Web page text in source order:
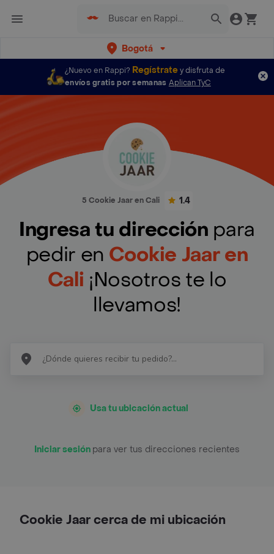
Bogotá
¿Nuevo en Rappi? Regístratey disfruta de
envíos gratis por semanas Aplican TyC
5 Cookie Jaar en Cali 1.4
Ingresa tu dirección para
pedir en Cookie Jaar en
Cali ¡Nosotros te lo
llevamos!
Usa tu ubicación actual
Iniciar sesión para ver tus direcciones recientes
Cookie Jaar cerca de mi ubicación